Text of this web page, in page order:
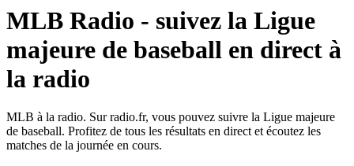
MLB Radio - suivez la Ligue
majeure de baseball en direct à
la radio
MLB à la radio. Sur radio.fr, vous pouvez suivre la Ligue majeure
de baseball. Profitez de tous les résultats en direct et écoutez les
matches de la journée en cours.